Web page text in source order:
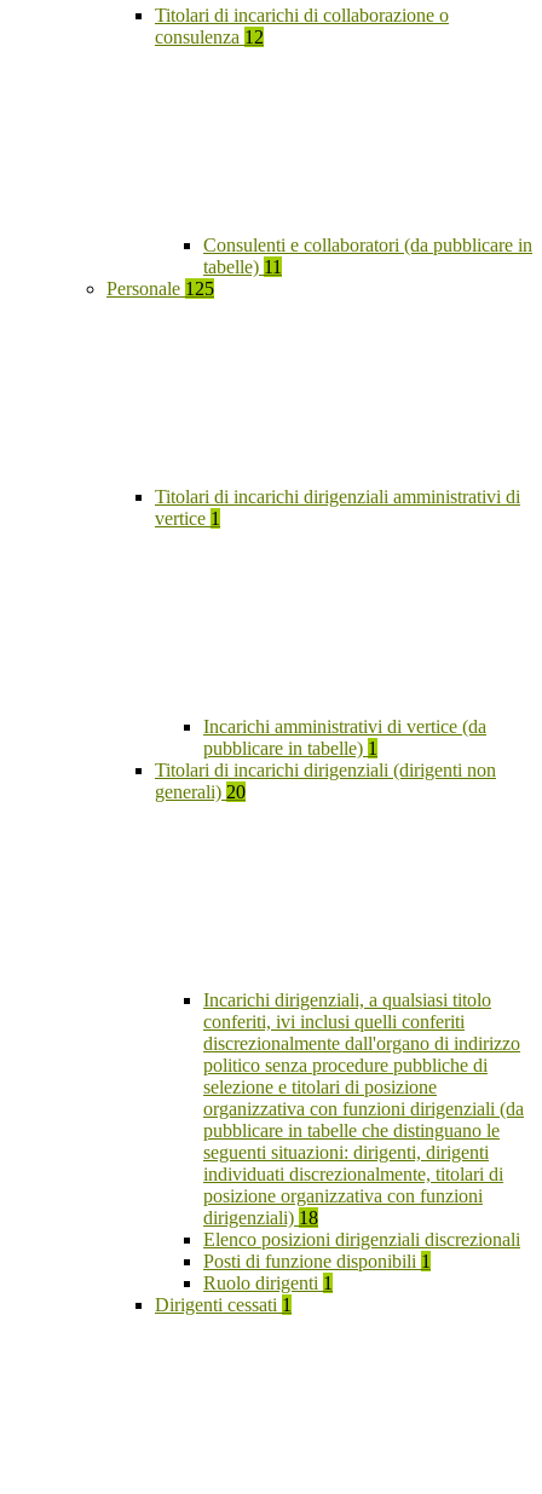
Titolari di incarichi di collaborazione o
consulenza 12
Consulenti e collaboratori (da pubblicare in
tabelle) 11
Personale 125
Titolari di incarichi dirigenziali amministrativi di
vertice 1
Incarichi amministrativi di vertice (da
pubblicare in tabelle) 1
Titolari di incarichi dirigenziali (dirigenti non
generali) 20
Incarichi dirigenziali, a qualsiasi titolo
conferiti, ivi inclusi quelli conferiti
discrezionalmente dall'organo di indirizzo
politico senza procedure pubbliche di
selezione e titolari di posizione
organizzativa con funzioni dirigenziali (da
pubblicare in tabelle che distinguano le
seguenti situazioni: dirigenti, dirigenti
individuati discrezionalmente, titolari di
posizione organizzativa con funzioni
dirigenziali) 18
Elenco posizioni dirigenziali discrezionali
Posti di funzione disponibili 1
Ruolo dirigenti 1
Dirigenti cessati 1